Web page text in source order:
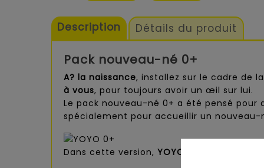
Description Détails du produit
Pack nouveau-né 0+
A? la naissance, installez sur le cadre de
à vous, pour toujours avoir un œil sur lui.
Le pack nouveau-né 0+ a été pensé pour
spécialement pour accueillir un nouveau-
Dans cette version, YOYO² se plie et se